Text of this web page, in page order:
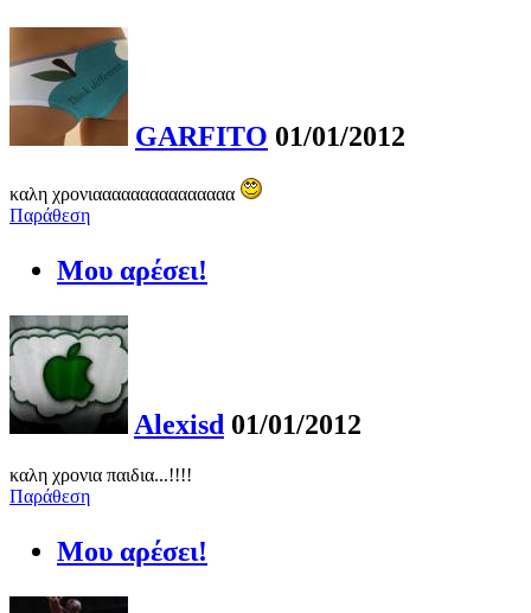
GARFITO 01/01/2012
καλη χρονιααααααααααααααα
Παράθεση
Μου αρέσει!
Alexisd 01/01/2012
καλη χρονια παιδια...!!!!
Παράθεση
Μου αρέσει!